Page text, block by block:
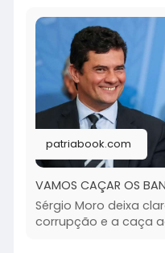
patriabook.com
VAMOS CAÇAR OS
Sérgio Moro deixa
corrupção e a caça